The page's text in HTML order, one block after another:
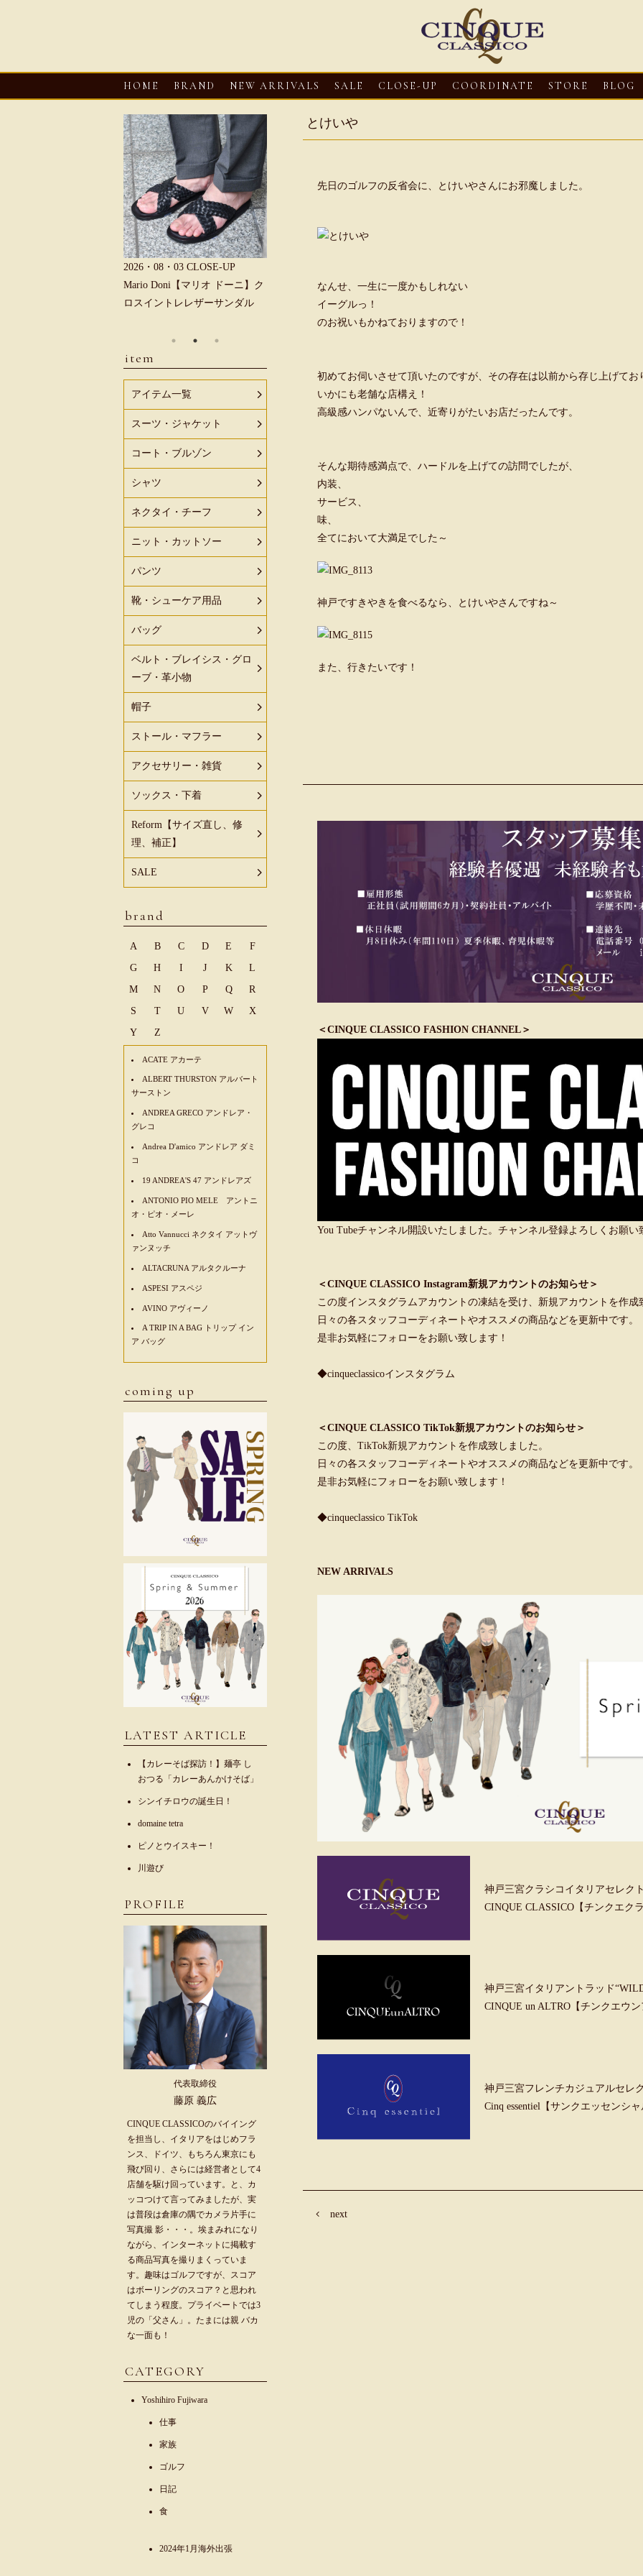
HOME BRAND NEW ARRIVALS SALE CLOSE-UP COORDINATE STORE BLOG
とけいや
先日のゴルフの反省会に、 とけいやさんにお邪魔しました。
なんせ、一生に一度かもしれない
イーグルっ！
のお祝いもかねておりますので！
初めてお伺いさせて頂いたのですが、その存在は以前から存じ上げてお
いかにも老舗な店構え！
高級感ハンパないんで、近寄りがたいお店だったんです。
そんな期待感満点で、ハードルを上げての訪問でしたが、
内装、
サービス、
味、
全てにおいて大満足でした～
神戸ですきやきを食べるなら、とけいやさんですね～
また、行きたいです！
＜CINQUE CLASSICO FASHION CHANNEL＞
You Tubeチャンネル開設いたしました。チャンネル登録よろしくお願い
＜CINQUE CLASSICO Instagram新規アカウントのお知らせ＞
この度インスタグラムアカウントの凍結を受け、新規アカウントを作成
日々の各スタッフコーディネートやオススメの商品などを更新中です。
是非お気軽にフォローをお願い致します！
◆cinqueclassicoインスタグラム
＜CINQUE CLASSICO TikTok新規アカウントのお知らせ＞
この度、TikTok新規アカウントを作成致しました。
日々の各スタッフコーディネートやオススメの商品などを更新中です。
是非お気軽にフォローをお願い致します！
◆cinqueclassico TikTok
NEW ARRIVALS
神戸三宮クラシコイタリアセレク
CINQUE CLASSICO【チンクエクラ
神戸三宮イタリアントラッド
CINQUE un ALTRO【チンクエウン
神戸三宮フレンチカジュアルセレ
Cinq essentiel【サンクエッセンシャ
next
2026・08・03 CLOSE-UP
Mario Doni【マリオ ドーニ】ク
ロスイントレレザーサンダル
Mario Doni【マリオ ドーニ】オ
ープントゥミュール レザーサン
HEREU【へリュー】フィッシ
item
アイテム一覧
スーツ・ジャケット
コート・ブルゾン
シャツ
ネクタイ・チーフ
ニット・カットソー
パンツ
靴・シューケア用品
バッグ
ベルト・ブレイシス・グロ
ーブ・革小物
帽子
ストール・マフラー
アクセサリー・雑貨
ソックス・下着
Reform【サイズ直し、修
理、補正】
SALE
brand
A B C D E
F
G
H I J K
L
M
N O P Q
R
S
T U V W
X
Y
Z
ACATE アカーテ
ALBERT THURSTON アルバート
サーストン
ANDREA GRECO アンドレア・
グレコ
Andrea D'amico アンドレア ダミ
コ
19 ANDREA'S 47 アンドレアズ
ANTONIO PIO MELE アントニ
オ・ピオ・メーレ
Atto Vannucci ネクタイ アットヴ
ァンヌッチ
ALTACRUNA アルタクルーナ
ASPESI アスペジ
AVINO アヴィーノ
A TRIP IN A BAG トリップ イン
ア バッグ
coming up
LATEST ARTICLE
【カレーそば探訪！】麺亭 し
おつる「カレーあんかけそば」
シンイチロウの誕生日！
domaine tetra
ピノとウイスキー！
川遊び
PROFILE
代表取締役
藤原 義広
CINQUE CLASSICOのバイイング
を担当し、イタリアをはじめフラ
ンス、ドイツ、もちろん東京にも
飛び回り、さらには経営者として4
店舗を駆け回っています。と、カ
ッコつけて言ってみましたが、実
は普段は倉庫の隅でカメラ片手に
写真撮 影・・・。埃まみれになり
ながら、インターネットに掲載す
る商品写真を撮りまくっていま
す。趣味はゴルフですが、スコア
はボーリングのスコア？と思われ
てしまう程度。プライベートでは3
児の「父さん」。たまには親 バカ
な一面も！
CATEGORY
Yoshihiro Fujiwara
仕事
家族
ゴルフ
日記
食
2024年1月海外出張